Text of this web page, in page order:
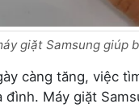
giặt Samsung giúp
càng tăng, việc
Máy giặt